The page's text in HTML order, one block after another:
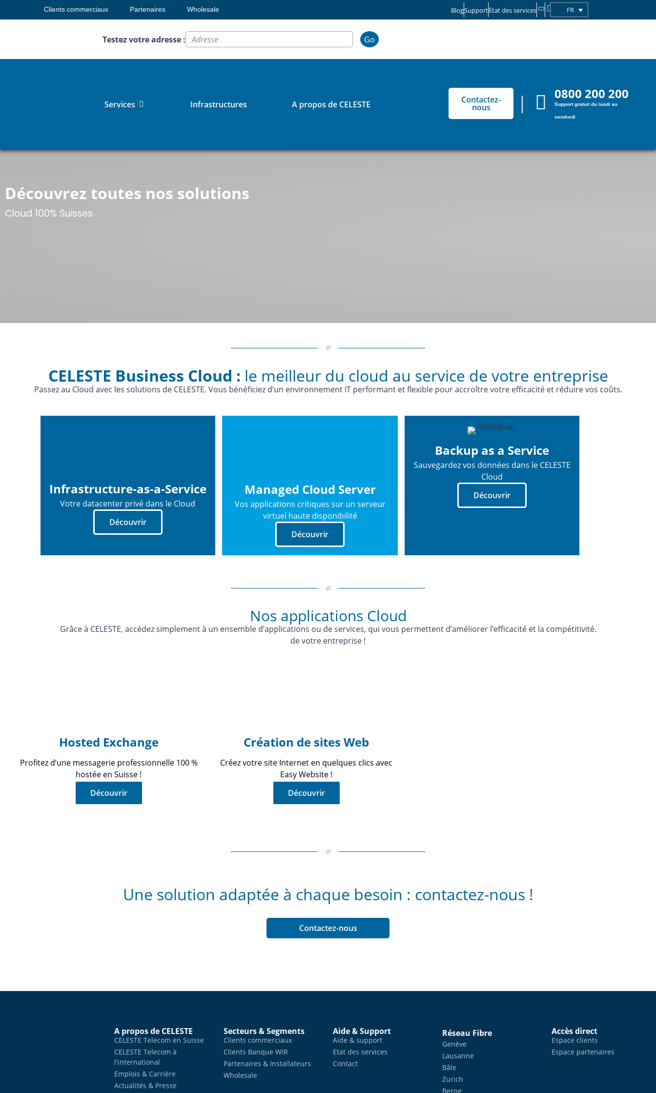
Clients commerciaux Partenaires Wholesale BlogSupportÉtat des services FR
Testez votre adresse : Go
Services Infrastructures A propos de CELESTE Contactez-
nous
0800 200 200
Support gratuit du lundi au
vendredi
Découvrez toutes nos solutions
Cloud 100% Suisses
CELESTE Business Cloud : le meilleur du cloud au service de votre entreprise
Passez au Cloud avec les solutions de CELESTE. Vous bénéficiez d’un environnement IT performant et flexible pour accroître votre efficacité et réduire vos coûts.
Infrastructure-as-a-Service
Votre datacenter privé dans le Cloud
Découvrir
Managed Cloud Server
Vos applications critiques sur un serveur
virtuel haute disponibilité
Découvrir
Backup as a Service
Sauvegardez vos données dans le CELESTE
Cloud
Découvrir
Nos applications Cloud
Grâce à CELESTE, accédez simplement à un ensemble d’applications ou de services, qui vous permettent d’améliorer l’efficacité et la compétitivité.
de votre entreprise !
Hosted Exchange
Profitez d’une messagerie professionnelle 100 %
hostée en Suisse !
Découvrir
Création de sites Web
Créez votre site Internet en quelques clics avec
Easy Website !
Découvrir
Une solution adaptée à chaque besoin : contactez-nous !
Contactez-nous
A propos de CELESTE
CELESTE Telecom en Suisse
CELESTE Telecom à
l'international
Emplois & Carrière
Actualités & Presse
Secteurs & Segments
Clients commerciaux
Clients Banque WIR
Partenaires & Installateurs
Wholesale
Aide & Support
Aide & support
Etat des services
Contact
Réseau Fibre
Genève
Lausanne
Bâle
Zurich
Berne
Accès direct
Espace clients
Espace partenaires